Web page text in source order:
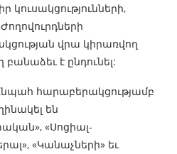
կուսակցությունների,
վրա կիրառվող
է ընդունել:
հարաբերակցությամբ
են
«Սոցիալ-
«Կանաչների» եւ